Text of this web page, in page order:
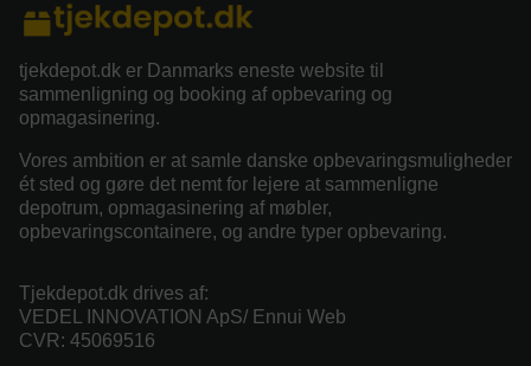
tjekdepot.dk er Danmarks eneste website til
sammenligning og booking af opbevaring og
opmagasinering.
Vores ambition er at samle danske opbevaringsmuligheder
ét sted og gøre det nemt for lejere at sammenligne
depotrum, opmagasinering af møbler,
opbevaringscontainere, og andre typer opbevaring.
Tjekdepot.dk drives af:
VEDEL INNOVATION ApS/ Ennui Web
CVR: 45069516